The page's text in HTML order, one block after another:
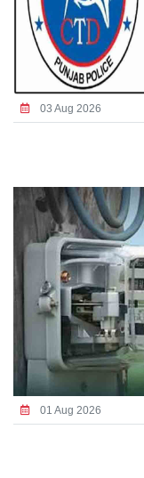
03 Aug 2026
01 Aug 2026